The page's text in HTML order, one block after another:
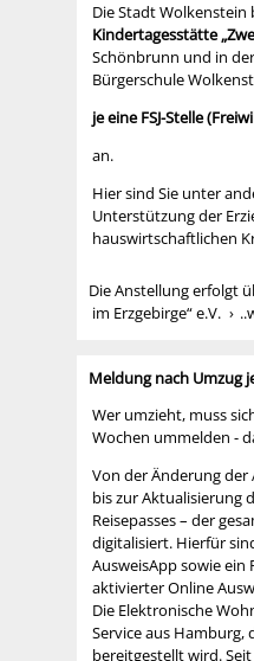
Die Stadt Wolkenstein
Kindertagesstätte
Schönbrunn und in
Bürgerschule
je eine FSJ-Stelle
an.
Hier sind Sie unter
Unterstützung der
hauswirtschaftlichen
Die Anstellung erfolgt
im Erzgebirge“ e.V.
Meldung nach Umzug
Wer umzieht, muss
Wochen ummelden -
Von der Änderung der
bis zur Aktualisierung
Reisepasses – der
digitalisiert. Hierfür
AusweisApp sowie ein
aktivierter Online
Die Elektronische
Service aus Hamburg,
bereitgestellt wird.